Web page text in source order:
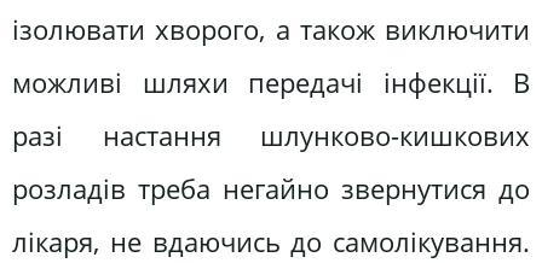
ізолювати хворого, а також виключити
можливі шляхи передачі інфекції. В
разі настання шлунково-кишкових
розладів треба негайно звернутися до
лікаря, не вдаючись до самолікування.